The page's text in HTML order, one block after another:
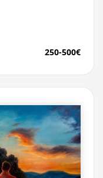
250-500€